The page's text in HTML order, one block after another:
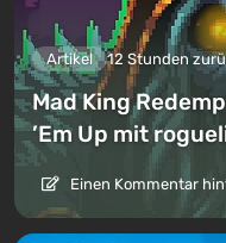
Artikel 12 Stunden
Mad King
’Em Up mit
Einen Kommentar